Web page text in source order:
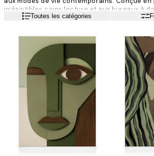
irrésistibles coins lecture et aux bureaux à
cette collection de toiles a été créée pour
ajoutant un élément décalé et fantaisiste.
Lire la suiteToutes les catégories